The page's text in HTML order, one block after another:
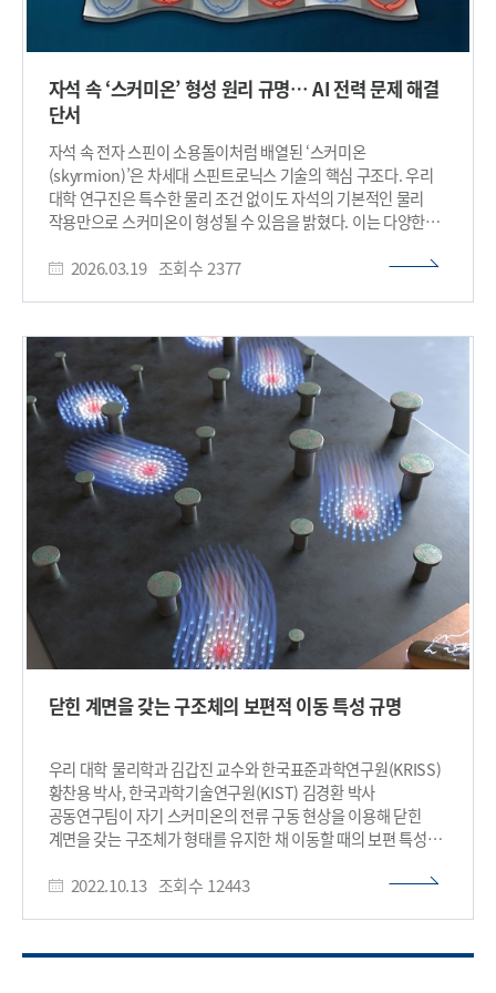
자석 속 ‘스커미온’ 형성 원리 규명… AI 전력 문제 해결
단서
자석 속 전자 스핀이 소용돌이처럼 배열된 ‘스커미온
(skyrmion)’은 차세대 스핀트로닉스 기술의 핵심 구조다. 우리
대학 연구진은 특수한 물리 조건 없이도 자석의 기본적인 물리
작용만으로 스커미온이 형성될 수 있음을 밝혔다. 이는 다양한
배 높은 정보 저장 밀도를 구현할 수 있는 차세대 초저전력
결합)만으로 소용돌이형 자성 구조가 자연스럽게 만들어질 수
있다는 새로운 이론을 제시했다고 19일 밝혔다. 연구팀은 자석 속
스핀(전자들이 가지는 작은 자석 성질)과 격자 변형(원자 배열이
미세하게 뒤틀리는 현상)이 서로 영향을 주고받는 작용만으로도
소용돌이 모양의 자성 구조가 스스로 형성될 수 있음을 밝혔다.
특히 자성 물질 내부에서 나타나는 소용돌이형 스핀 구조인
스커미온은 크기가 매우 작고 안정성이 높아 초고밀도·저전력
정보소자로 활용될 가능성이 높다. 그러나 지금까지 이러한
스커미온 구조를 형성하기 위해서는 결정 구조의 비대칭성이나
강한 스핀-궤도 결합과 같은 특정한 물리적 조건이 필요하다고
알려져 있었다. 연구팀은 대부분의 자성 물질에 자연스럽게
나타나는 ‘자기-탄성 결합(magnetoelastic
coupling)’만으로도 스커미온과 반스커미온이 번갈아 배열된
구조가 스스로 형성될 수 있음을 이론적으로 밝혔다. 자기-탄성
결합은 자성(스핀)과 원자 배열의 변형이 서로 영향을 주고받는
성질이다. 연구팀은 이러한 결합이 충분히 강해지면 원래 일정한
불안정해지며 새로운 소용돌이형 질서로 전환될 수 있음을
보였다. 특히 이 과정에서 스핀의 기울어짐과 격자 왜곡이 동시에
발생하며 스커미온과 반스커미온이 번갈아 배열된 ‘카이랄 스핀
구조’가 형성된다는 새로운 메커니즘을 제시했다. 김세권 교수는
“이번 연구는 특정한 특수 상호작용이 없어도 스커미온 같은 자성
구조가 형성될 수 있음을 보여준 것으로, 특히 최근 연구가 활발한
2차원 자성 물질(원자 두께 수준의 매우 얇은 자성 물질)에서도
이러한 구조를 구현할 가능성을 제시했다는 점에서 의미가
결과는 물리학 분야 세계적 권위 학술지 피지컬 리뷰 레터스
2026.03.19 조회수 2377
닫힌 계면을 갖는 구조체의 보편적 이동 특성 규명
우리 대학 물리학과 김갑진 교수와 한국표준과학연구원(KRISS)
황찬용 박사, 한국과학기술연구원(KIST) 김경환 박사
공동연구팀이 자기 스커미온의 전류 구동 현상을 이용해 닫힌
계면을 갖는 구조체가 형태를 유지한 채 이동할 때의 보편 특성을
은 수 nm 수준의 자성체 박막, 즉 얇은 자석 내부에 존재하는
원리에 의해 쉽게 사라지지 않는 안정성을 갖고, 크기가 수십 nm
2022.10.13 조회수 12443